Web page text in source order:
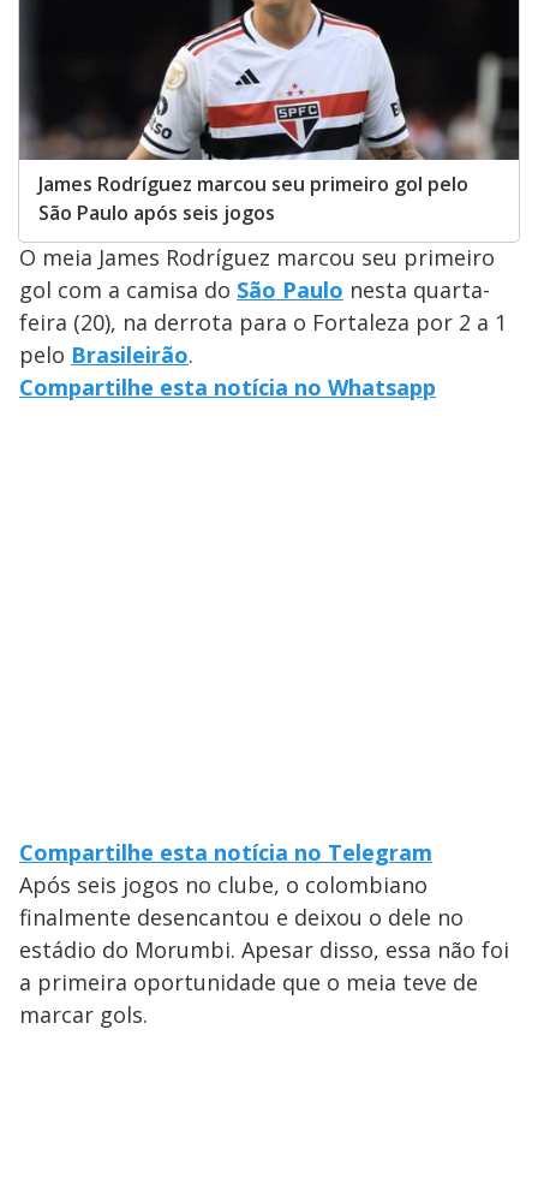
James Rodríguez marcou seu primeiro gol pelo
São Paulo após seis jogos
O meia James Rodríguez marcou seu primeiro
gol com a camisa do São Paulo nesta quarta-
feira (20), na derrota para o Fortaleza por 2 a 1
pelo Brasileirão.
Compartilhe esta notícia no Whatsapp
Compartilhe esta notícia no Telegram
Após seis jogos no clube, o colombiano
finalmente desencantou e deixou o dele no
estádio do Morumbi. Apesar disso, essa não foi
a primeira oportunidade que o meia teve de
marcar gols.